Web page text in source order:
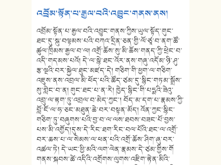
འབྲོམ་སྟོན་པ་རྒྱལ་བའི་འབྱུང་གནས་ནས།
འབྲོམ་སྟོན་པ་རྒྱལ་བའི་འབྱུང་གནས་ཀྱིས་ཡུལ་སྟོད་གུང་
ཐང་དུ་སྐུ་བལྟམས་པའི་བཀའ་དྲིན་ཅན་གྱི་ལོ་ཙཱ་བ་ནག་ཚོ་
ཚུལ་ཁྲིམས་རྒྱལ་བ་ལ། འགྲོ་ཆོས་སུ་མི་ཆོས་གནད་ཀྱི་ཕྲེང་བ་
འདི་གདམས་པའོ། དེ་ལ་སྙེ་ཐང་འོར་ནས་གཞུ་འདོམ་ཉི་ཤུ་
རྩ་ལྔའི་བར་སྐྱེལ་ཐུང་མཛད་དེ། གཅིག་གི་ཕྱག་ལ་གཅིག་
འཇུས་ནས་འབྲལ་མི་ཕོད་པའི་ཚོད་ཙམ་དུ་སྙིང་གཏམ་སྒྲོས་
སུ་གླེང་བ་ན། གུང་ཐང་པ་ན་རེ། ཁྱེད་སྙིང་གི་པདྨའི་ཟེའུ་
འབྲུ་ལ་རྟག་ཏུ་འབྲལ་བ་མེད་ཀྱང་། བོད་མ་དག་པ་རྣམས་ཀྱི་
བློ་ངོ་ལ་ཧ་ཅང་མཐུན་ཆེ་བར་བསྟན་མོད། འོན་ཀྱང་སྙིང་
གཅིག་ཏུ་བཞུགས་པའི་བྱ་བ་ལ་ལས་ཐབས་བཟང་པོ་བྱས་
པས་མི་འགྱོད།དུས་དེ་རིང་ཐག་རིང་བལ་པོའི་ཐང་ལ་འགྲོ་
བར་ཆས་པ་ལ་སེམས་ལ་ཕན་པའི་འགྲོ་ཆོས་ཤིག་ཞུ་བར་
འཚལ་ཏེ། དེ་ཡང་ཕྱི་མའི་ལག་ལེན་རྣམས་དེ་ཙམ་གྱིས་གོ
གནས་སྐབས་ཚེ་འདིའི་འགྲོགས་ལུགས་འཇིག་རྟེན་མིའི་